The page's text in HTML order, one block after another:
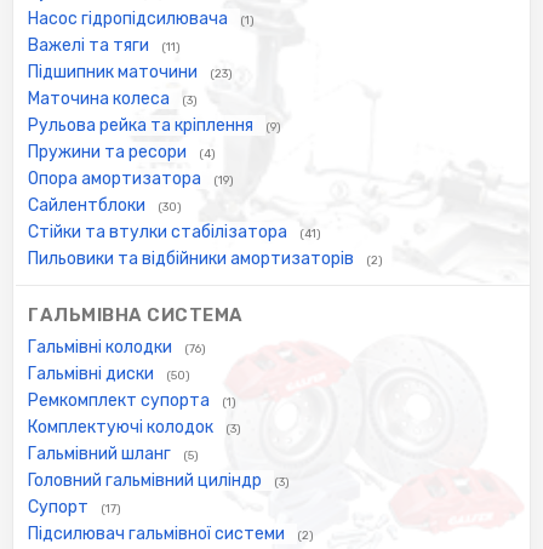
Насос гідропідсилювача (1)
Важелі та тяги (11)
Підшипник маточини (23)
Маточина колеса (3)
Рульова рейка та кріплення (9)
Пружини та ресори (4)
Опора амортизатора (19)
Сайлентблоки (30)
Стійки та втулки стабілізатора (41)
Пильовики та відбійники амортизаторів (2)
ГАЛЬМІВНА СИСТЕМА
Гальмівні колодки (76)
Гальмівні диски (50)
Ремкомплект супорта (1)
Комплектуючі колодок (3)
Гальмівний шланг (5)
Головний гальмівний циліндр (3)
Супорт (17)
Підсилювач гальмівної системи (2)